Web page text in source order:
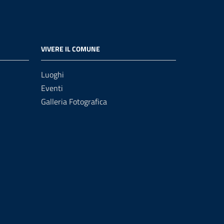
VIVERE IL COMUNE
Luoghi
Eventi
Galleria Fotografica